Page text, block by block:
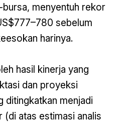
menyentuh rekor
sebelum
harinya.
hasil kinerja yang
dan proyeksi
ditingkatkan menjadi
(di atas estimasi analis